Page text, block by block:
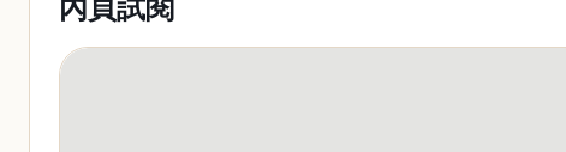
內頁試閱